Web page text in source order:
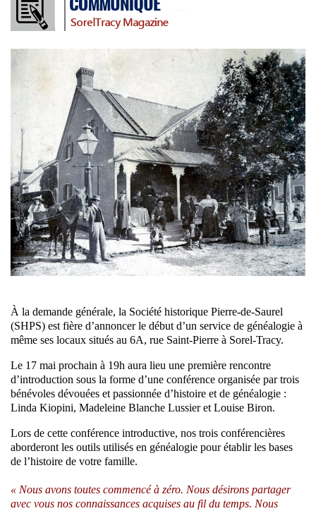
À la demande générale, la Société historique Pierre-de-Saurel
(SHPS) est fière d’annoncer le début d’un service de généalogie à
même ses locaux situés au 6A, rue Saint-Pierre à Sorel-Tracy.
Le 17 mai prochain à 19h aura lieu une première rencontre
d’introduction sous la forme d’une conférence organisée par trois
bénévoles dévouées et passionnée d’histoire et de généalogie :
Linda Kiopini, Madeleine Blanche Lussier et Louise Biron.
Lors de cette conférence introductive, nos trois conférencières
aborderont les outils utilisés en généalogie pour établir les bases
de l’histoire de votre famille.
« Nous avons toutes commencé à zéro. Nous désirons partager
avec vous nos connaissances acquises au fil du temps. Nous